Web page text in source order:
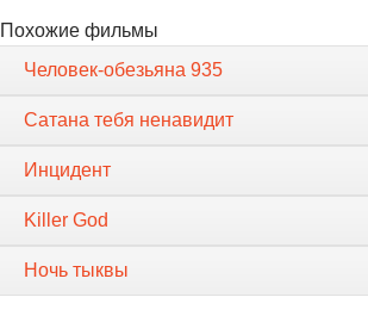
Похожие фильмы
Человек-обезьяна 935
Сатана тебя ненавидит
Инцидент
Killer God
Ночь тыквы